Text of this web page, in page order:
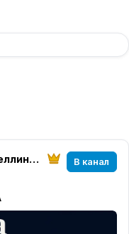
Фабрика Сказок | Сторителлинг Алексея Высоцкого В канал